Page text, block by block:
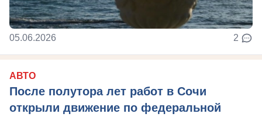
05.06.2026 2
АВТО
После полутора лет работ в Сочи
открыли движение по федеральной